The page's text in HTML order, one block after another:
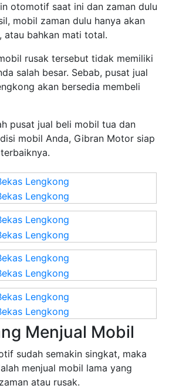
otomotif saat ini dan zaman dulu
mobil zaman dulu hanya akan
atau bahkan mati total.
rusak tersebut tidak memiliki
salah besar. Sebab, pusat jual
akan bersedia membeli
pusat jual beli mobil tua dan
mobil Anda, Gibran Motor siap
Menjual Mobil
sudah semakin singkat, maka
menjual mobil lama yang
atau rusak.